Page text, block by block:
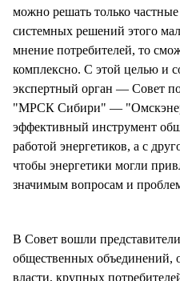
можно решать только
системных решений этого
мнение потребителей, то
комплексно. С этой целью и
экспертный орган — Совет
"МРСК Сибири" —
эффективный инструмент
работой энергетиков, а с
чтобы энергетики могли
значимым вопросам и
В Совет вошли
общественных объединений,
власти, крупных